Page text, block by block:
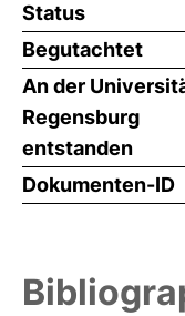
Status
Begutachtet
An der
Regensburg
entstanden
Dokumenten-ID